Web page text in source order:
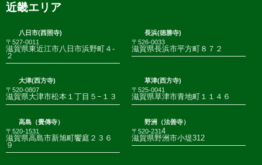
近畿エリア
八日市(西照寺)
〒527-0011
滋賀県東近江市八日市浜野町４-
２
長浜(徳勝寺)
〒526-0033
滋賀県長浜市平方町８７２
大津(西方寺)
〒520-0807
滋賀県大津市松本１丁目５−１３
草津(西方寺)
〒525-0041
滋賀県草津市青地町１１４６
高島（覺傳寺）
〒520-1531
滋賀県高島市新旭町饗庭２３６
９
野洲（法善寺）
〒520-2314
滋賀県野洲市小堤312